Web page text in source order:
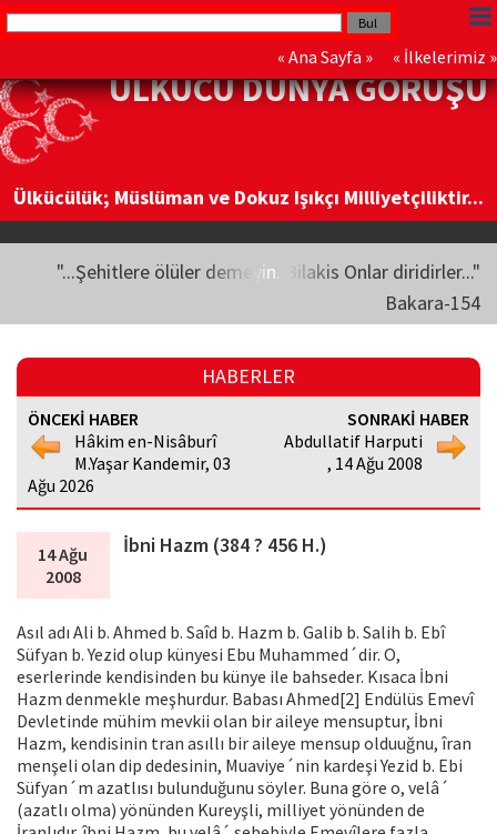
« Ana Sayfa » « İlkelerimiz »
ÜLKÜCÜ DÜNYA GÖRÜŞÜ
Ülkücülük; Müslüman ve Dokuz Işıkçı Milliyetçiliktir...
"...Şehitlere ölüler demeyin. Bilakis Onlar diridirler..."
Bakara-154
HABERLER
ÖNCEKİ HABER
Hâkim en-Nisâburî
M.Yaşar Kandemir, 03
Ağu 2026
SONRAKİ HABER
Abdullatif Harputi
, 14 Ağu 2008
14 Ağu
2008
İbni Hazm (384 ? 456 H.)
Asıl adı Ali b. Ahmed b. Saîd b. Hazm b. Galib b. Salih b. Ebî
Süfyan b. Yezid olup künyesi Ebu Muhammed´dir. O,
eserlerinde kendisinden bu künye ile bahseder. Kısaca İbni
Hazm denmekle meşhurdur. Babası Ahmed[2] Endülüs Emevî
Devletinde mühim mevkii olan bir aileye mensuptur, İbni
Hazm, kendisinin tran asıllı bir aileye mensup olduuğnu, îran
menşeli olan dip dedesinin, Muaviye´nin kardeşi Yezid b. Ebi
Süfyan´m azatlısı bulunduğunu söy­ler. Buna göre o, velâ´
(azatlı olma) yönünden Kureyşli, milliyet yö­nünden de